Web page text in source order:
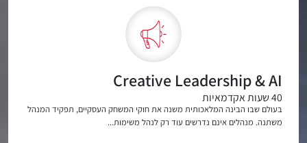
Creative Leadership & AI
40 שעות אקדמאיות
בעולם שבו הבינה המלאכותית משנה את חוקי המשחק העסקיים, תפקיד המנהל
משתנה. מנהלים אינם נדרשים עוד רק לנהל משימות...